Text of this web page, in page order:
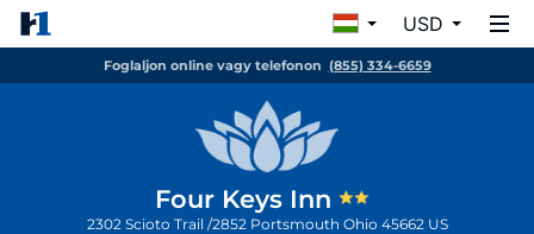
USD
Foglaljon online vagy telefonon (855) 334-6659
Four Keys Inn
2302 Scioto Trail /2852 Portsmouth Ohio 45662 US